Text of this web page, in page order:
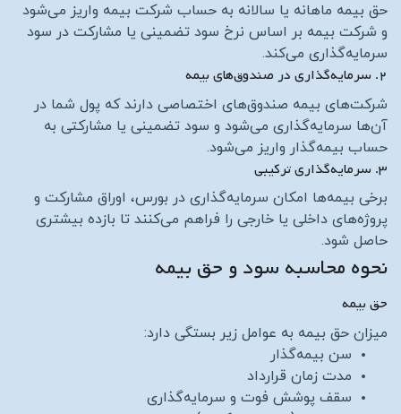
حق بیمه ماهانه یا سالانه به حساب شرکت بیمه واریز می‌شود
و شرکت بیمه بر اساس نرخ سود تضمینی یا مشارکت در سود
سرمایه‌گذاری می‌کند.
۲. سرمایه‌گذاری در صندوق‌های بیمه
شرکت‌های بیمه صندوق‌های اختصاصی دارند که پول شما در
آن‌ها سرمایه‌گذاری می‌شود و سود تضمینی یا مشارکتی به
حساب بیمه‌گذار واریز می‌شود.
۳. سرمایه‌گذاری ترکیبی
برخی بیمه‌ها امکان سرمایه‌گذاری در بورس، اوراق مشارکت و
پروژه‌های داخلی یا خارجی را فراهم می‌کنند تا بازده بیشتری
حاصل شود.
نحوه محاسبه سود و حق بیمه
حق بیمه
میزان حق بیمه به عوامل زیر بستگی دارد:
سن بیمه‌گذار
مدت زمان قرارداد
سقف پوشش فوت و سرمایه‌گذاری